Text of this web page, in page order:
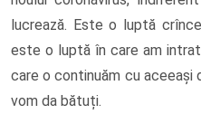
lucrează. Este o luptă
este o luptă în care am
care o continuăm cu aceeași
vom da bătuți.